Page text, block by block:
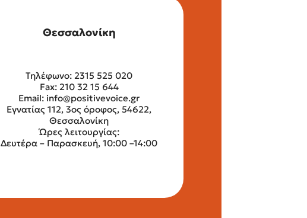
Θεσσαλονίκη
Τηλέφωνο: 2315 525 020
Fax: 210 32 15 644
Email: info@positivevoice.gr
Εγνατίας 112, 3ος όροφος, 54622,
Θεσσαλονίκη
Ώρες λειτουργίας:
Δευτέρα – Παρασκευή, 10:00 –14:00